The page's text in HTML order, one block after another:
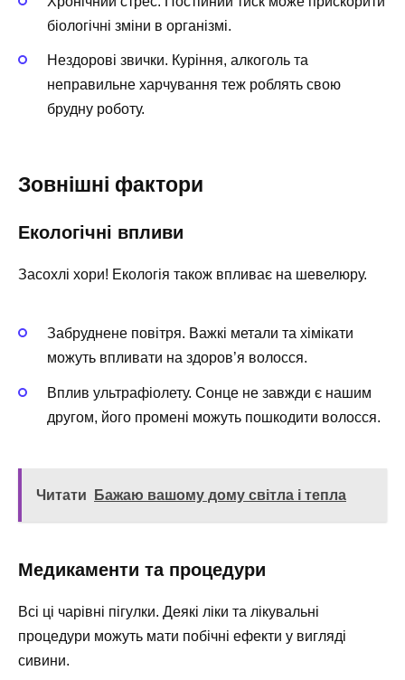
біологічні зміни в організмі.
Нездорові звички. Куріння, алкоголь та
неправильне харчування теж роблять свою
брудну роботу.
Зовнішні фактори
Екологічні впливи
Засохлі хори! Екологія також впливає на шевелюру.
Забруднене повітря. Важкі метали та хімікати
можуть впливати на здоров’я волосся.
Вплив ультрафіолету. Сонце не завжди є нашим
другом, його промені можуть пошкодити волосся.
Читати Бажаю вашому дому світла і тепла
Медикаменти та процедури
Всі ці чарівні пігулки. Деякі ліки та лікувальні
процедури можуть мати побічні ефекти у вигляді
сивини.